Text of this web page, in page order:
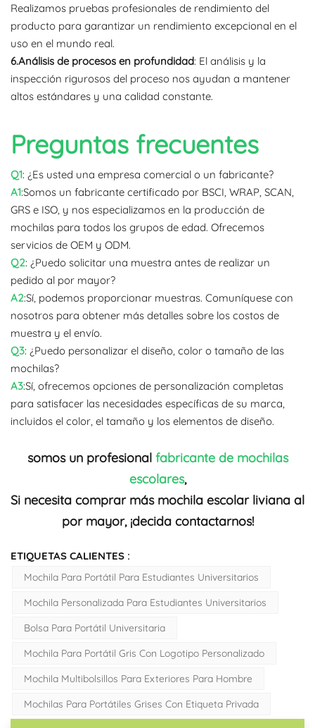
Realizamos pruebas profesionales de rendimiento del
producto para garantizar un rendimiento excepcional en el
uso en el mundo real.
6.Análisis de procesos en profundidad: El análisis y la
inspección rigurosos del proceso nos ayudan a mantener
altos estándares y una calidad constante.
Preguntas frecuentes
Q1: ¿Es usted una empresa comercial o un fabricante?
A1:Somos un fabricante certificado por BSCI, WRAP, SCAN,
GRS e ISO, y nos especializamos en la producción de
mochilas para todos los grupos de edad. Ofrecemos
servicios de OEM y ODM.
Q2: ¿Puedo solicitar una muestra antes de realizar un
pedido al por mayor?
A2:Sí, podemos proporcionar muestras. Comuníquese con
nosotros para obtener más detalles sobre los costos de
muestra y el envío.
Q3: ¿Puedo personalizar el diseño, color o tamaño de las
mochilas?
A3:Sí, ofrecemos opciones de personalización completas
para satisfacer las necesidades específicas de su marca,
incluidos el color, el tamaño y los elementos de diseño.
somos un profesional fabricante de mochilas
escolares,
Si necesita comprar más mochila escolar liviana al
por mayor, ¡decida contactarnos!
ETIQUETAS CALIENTES :
Mochila Para Portátil Para Estudiantes Universitarios
Mochila Personalizada Para Estudiantes Universitarios
Bolsa Para Portátil Universitaria
Mochila Para Portátil Gris Con Logotipo Personalizado
Mochila Multibolsillos Para Exteriores Para Hombre
Mochilas Para Portátiles Grises Con Etiqueta Privada